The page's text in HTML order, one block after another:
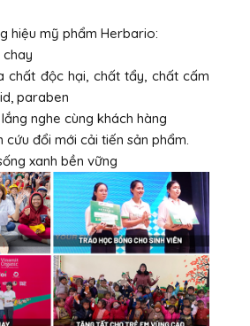
hiệu mỹ phẩm Herbario:
chay
chất độc hại, chất tẩy, chất cấm
paraben
nghe cùng khách hàng
cứu đổi mới cải tiến sản phẩm.
xanh bền vững